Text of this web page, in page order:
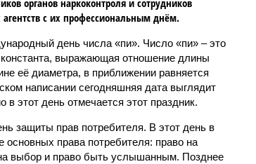
с их профессиональным днём.
день числа «пи». Число «пи» – это
константа, выражающая отношение длины
её диаметра, в приближении равняется
написании сегодняшняя дата выглядит
этот день отмечается этот праздник.
защиты прав потребителя. В этот день в
права потребителя: право на
выбор и право быть услышанным. Позднее